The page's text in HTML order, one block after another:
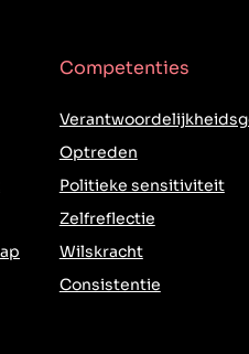
Competenties
Optreden
Politieke sensitiviteit
Zelfreflectie
Wilskracht
Consistentie